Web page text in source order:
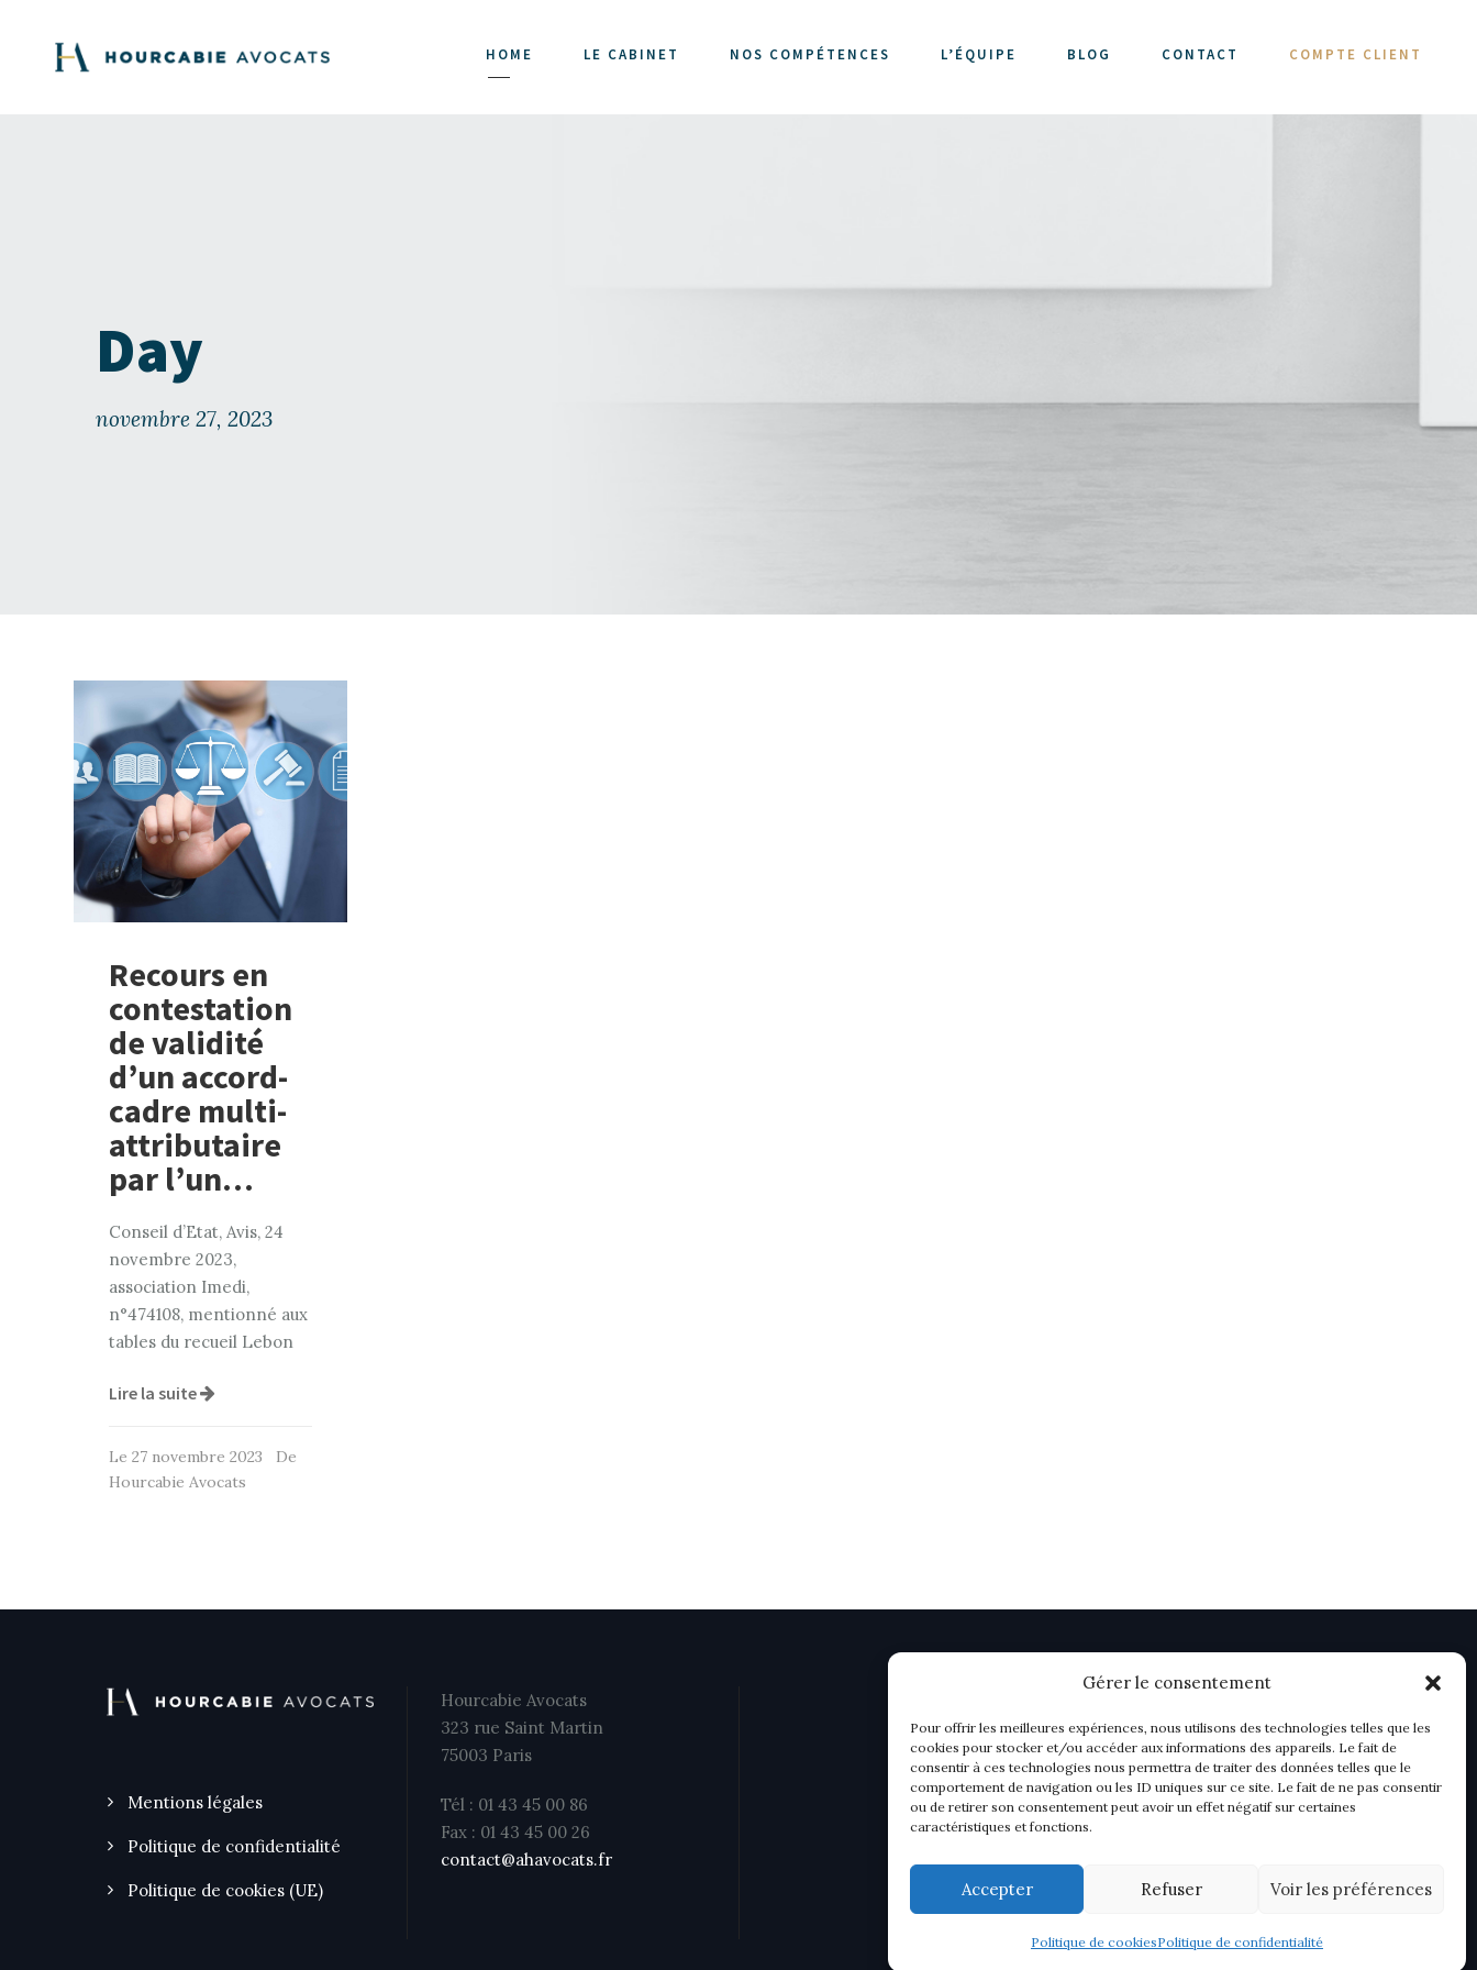
Gérer le consentement
Pour offrir les meilleures expériences, nous utilisons des technologies telles que les
cookies pour stocker et/ou accéder aux informations des appareils. Le fait de
consentir à ces technologies nous permettra de traiter des données telles que le
comportement de navigation ou les ID uniques sur ce site. Le fait de ne pas consentir
ou de retirer son consentement peut avoir un effet négatif sur certaines
caractéristiques et fonctions.
Accepter Refuser Voir les préférences
Politique de cookiesPolitique de confidentialité
HOME LE CABINET NOS COMPÉTENCES L’ÉQUIPE BLOG CONTACT COMPTE CLIENT
Day
novembre 27, 2023
Recours en
contestation
de validité
d’un accord-
cadre multi-
attributaire
par l’un…
Conseil d’Etat, Avis, 24
novembre 2023,
association Imedi,
n°474108, mentionné aux
tables du recueil Lebon
Lire la suite
Le 27 novembre 2023 De
Hourcabie Avocats
Mentions légales
Politique de confidentialité
Politique de cookies (UE)
Hourcabie Avocats
323 rue Saint Martin
75003 Paris
Tél : 01 43 45 00 86
Fax : 01 43 45 00 26
contact@ahavocats.fr